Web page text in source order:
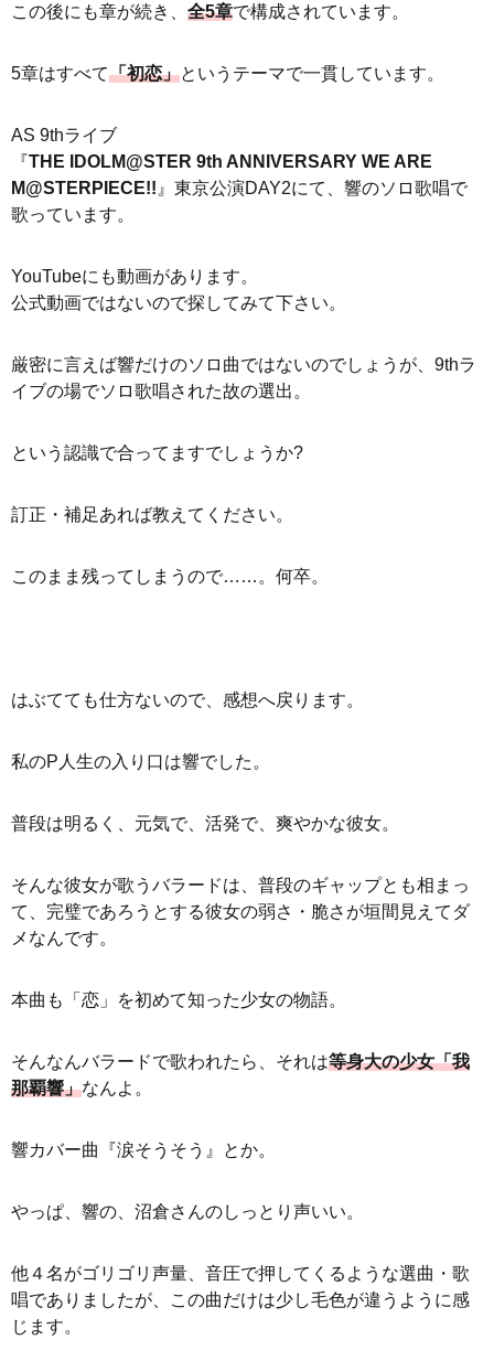
この後にも章が続き、 全5章で構成されています。
5章はすべて「初恋」というテーマで一貫しています。
AS 9thライブ
『THE IDOLM@STER 9th ANNIVERSARY WE ARE
M@STERPIECE!! 』東京公演DAY2にて、響のソロ歌唱で
歌っています。
YouTubeにも動画があります。
公式動画ではないので探してみて下さい。
厳密に言えば響だけのソロ曲ではないのでしょうが、9thラ
イブの場でソロ歌唱された故の選出。
という認識で合ってますでしょうか?
訂正・補足あれば教えてください。
このまま残ってしまうので……。何卒。
はぶてても仕方ないので、感想へ戻ります。
私のP人生の入り口は響でした。
普段は明るく、元気で、活発で、爽やかな彼女。
そんな彼女が歌うバラードは、普段のギャップとも相まっ
て、完璧であろうとする彼女の弱さ・脆さが垣間見えてダ
メなんです。
本曲も「恋」を初めて知った少女の物語。
そんなんバラードで歌われたら、それは等身大の少女「我
那覇響」なんよ。
響カバー曲『涙そうそう』とか。
やっぱ、響の、沼倉さんのしっとり声いい。
他４名がゴリゴリ声量、音圧で押してくるような選曲・歌
唱でありましたが、この曲だけは少し毛色が違うように感
じます。